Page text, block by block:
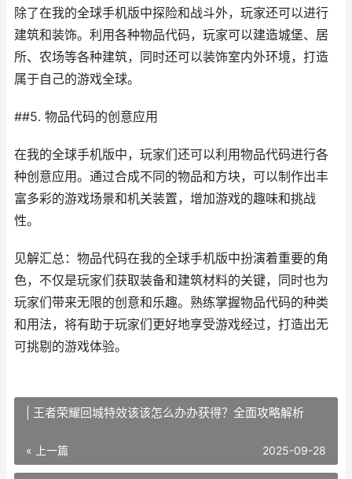
除了在我的全球手机版中探险和战斗外，玩家还可以进行
建筑和装饰。利用各种物品代码，玩家可以建造城堡、居
所、农场等各种建筑，同时还可以装饰室内外环境，打造
属于自己的游戏全球。
##5. 物品代码的创意应用
在我的全球手机版中，玩家们还可以利用物品代码进行各
种创意应用。通过合成不同的物品和方块，可以制作出丰
富多彩的游戏场景和机关装置，增加游戏的趣味和挑战
性。
见解汇总：物品代码在我的全球手机版中扮演着重要的角
色，不仅是玩家们获取装备和建筑材料的关键，同时也为
玩家们带来无限的创意和乐趣。熟练掌握物品代码的种类
和用法，将有助于玩家们更好地享受游戏经过，打造出无
可挑剔的游戏体验。
| 王者荣耀回城特效该该怎么办办获得？全面攻略解析
« 上一篇 2025-09-28